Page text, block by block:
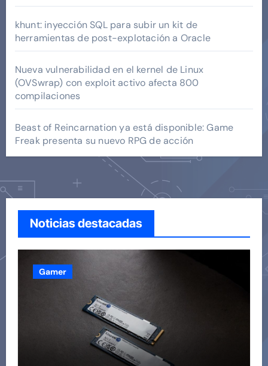
khunt: inyección SQL para subir un kit de
herramientas de post-explotación a Oracle
Nueva vulnerabilidad en el kernel de Linux
(OVSwrap) con exploit activo afecta 800
compilaciones
Beast of Reincarnation ya está disponible: Game
Freak presenta su nuevo RPG de acción
Noticias destacadas
Gamer